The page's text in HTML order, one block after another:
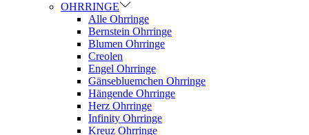
OHRRINGE
Alle Ohrringe
Bernstein Ohrringe
Blumen Ohrringe
Creolen
Engel Ohrringe
Gänsebluemchen Ohrringe
Hängende Ohrringe
Herz Ohrringe
Infinity Ohrringe
Kreuz Ohrringe